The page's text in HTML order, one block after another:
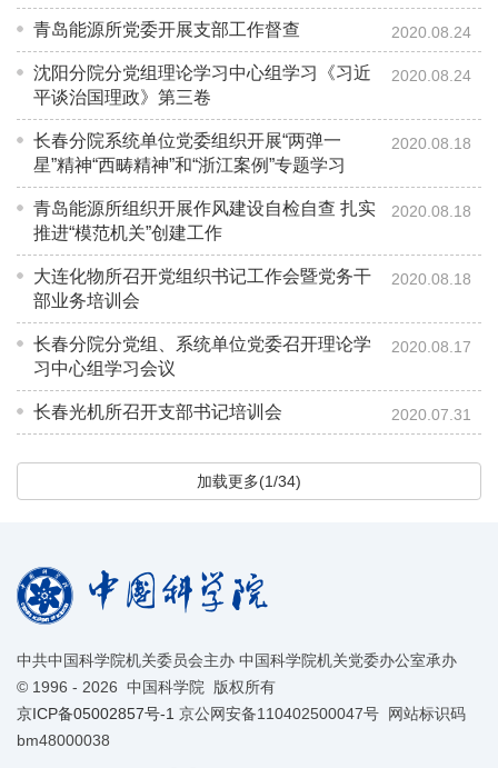
青岛能源所党委开展支部工作督查 2020.08.24
沈阳分院分党组理论学习中心组学习《习近
平谈治国理政》第三卷
2020.08.24
长春分院系统单位党委组织开展“两弹一
星”精神“西畴精神”和“浙江案例”专题学习
2020.08.18
青岛能源所组织开展作风建设自检自查 扎实
推进“模范机关”创建工作
2020.08.18
大连化物所召开党组织书记工作会暨党务干
部业务培训会
2020.08.18
长春分院分党组、系统单位党委召开理论学
习中心组学习会议
2020.08.17
长春光机所召开支部书记培训会 2020.07.31
加载更多(1/34)
中共中国科学院机关委员会主办 中国科学院机关党委办公室承办
© 1996 - 2026 中国科学院 版权所有
京ICP备05002857号-1 京公网安备110402500047号 网站标识码
bm48000038